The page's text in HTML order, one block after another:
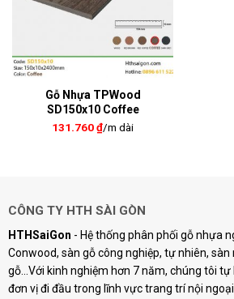
Gỗ Nhựa TPWood
SD150x10 Coffee
131.760₫/m dài
CÔNG TY HTH SÀI GÒN
HTHSaiGon - Hệ thống phân phối gỗ nhựa
Conwood, sàn gỗ công nghiệp, tự nhiên,
gỗ...Với kinh nghiệm hơn 7 năm, chúng tôi
đơn vị đi đầu trong lĩnh vực trang trí nội